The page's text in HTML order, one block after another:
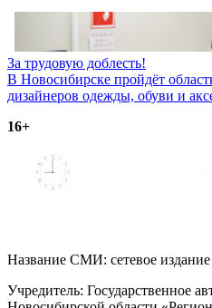
Навигация
по
За трудовую доблесть!
В Новосибирске пройдёт
дизайнеров одежды, обуви и
16+
Название СМИ: cетевое
Учредитель: Государственное